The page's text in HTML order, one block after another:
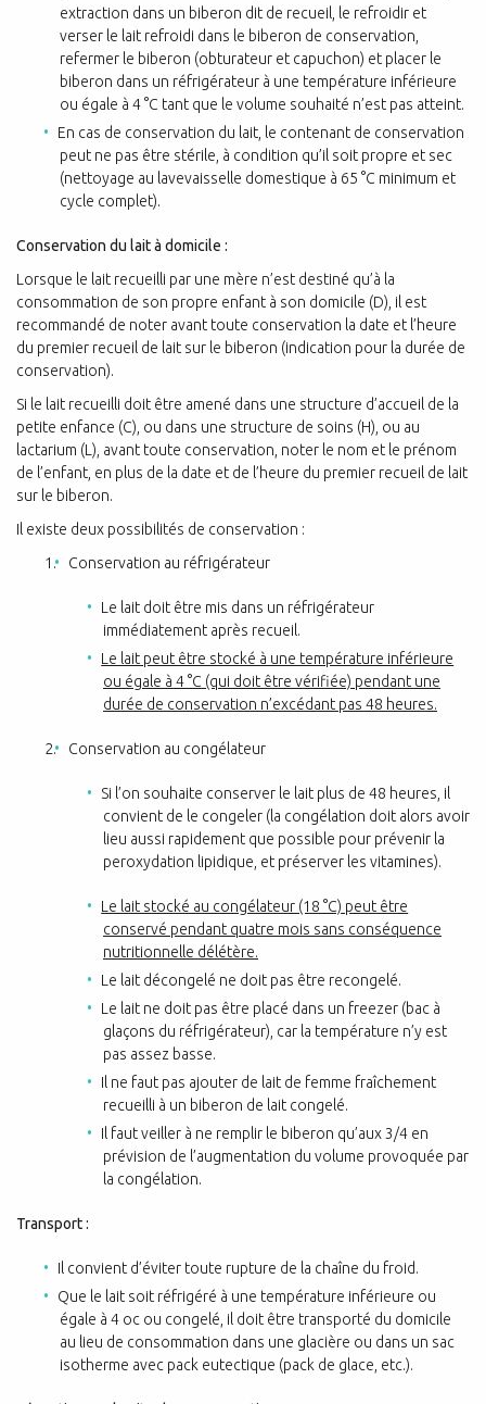
extraction dans un biberon dit de recueil, le refroidir et
verser le lait refroidi dans le biberon de conservation,
refermer le biberon (obturateur et capuchon) et placer le
biberon dans un réfrigérateur à une température inférieure
ou égale à 4 °C tant que le volume souhaité n’est pas atteint.
En cas de conservation du lait, le contenant de conservation
peut ne pas être stérile, à condition qu’il soit propre et sec
(nettoyage au lavevaisselle domestique à 65 °C minimum et
cycle complet).
Conservation du lait à domicile :
Lorsque le lait recueilli par une mère n’est destiné qu’à la
consommation de son propre enfant à son domicile (D), il est
recommandé de noter avant toute conservation la date et l’heure
du premier recueil de lait sur le biberon (indication pour la durée de
conservation).
Si le lait recueilli doit être amené dans une structure d’accueil de la
petite enfance (C), ou dans une structure de soins (H), ou au
lactarium (L), avant toute conservation, noter le nom et le prénom
de l’enfant, en plus de la date et de l’heure du premier recueil de lait
sur le biberon.
Il existe deux possibilités de conservation :
Conservation au réfrigérateur
Le lait doit être mis dans un réfrigérateur
immédiatement après recueil.
Le lait peut être stocké à une température inférieure
ou égale à 4 °C (qui doit être vérifiée) pendant une
durée de conservation n’excédant pas 48 heures.
Conservation au congélateur
Si l’on souhaite conserver le lait plus de 48 heures, il
convient de le congeler (la congélation doit alors avoir
lieu aussi rapidement que possible pour prévenir la
peroxydation lipidique, et préserver les vitamines).
Le lait stocké au congélateur (18 °C) peut être
conservé pendant quatre mois sans conséquence
nutritionnelle délétère.
Le lait décongelé ne doit pas être recongelé.
Le lait ne doit pas être placé dans un freezer (bac à
glaçons du réfrigérateur), car la température n’y est
pas assez basse.
Il ne faut pas ajouter de lait de femme fraîchement
recueilli à un biberon de lait congelé.
Il faut veiller à ne remplir le biberon qu’aux 3/4 en
prévision de l’augmentation du volume provoquée par
la congélation.
Transport :
Il convient d’éviter toute rupture de la chaîne du froid.
Que le lait soit réfrigéré à une température inférieure ou
égale à 4 oc ou congelé, il doit être transporté du domicile
au lieu de consommation dans une glacière ou dans un sac
isotherme avec pack eutectique (pack de glace, etc.).